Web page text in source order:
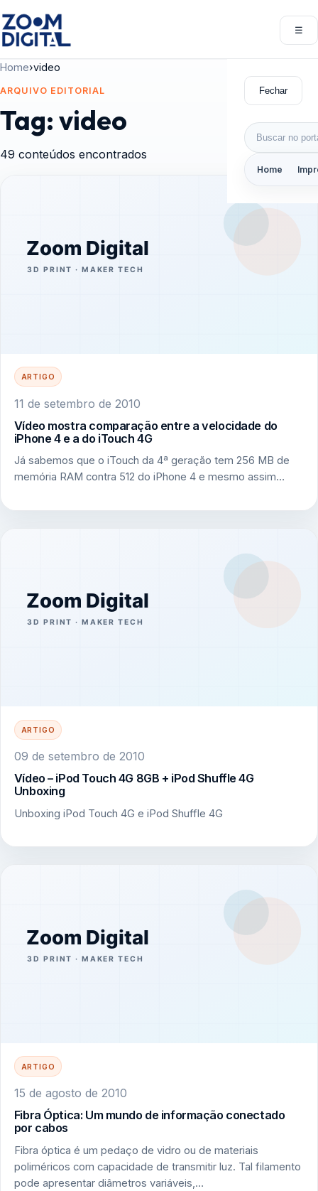
☰
Fechar
Buscar por:
Home
Home›video
ARQUIVO EDITORIAL
Tag:video
49 conteúdos encontrados
ARTIGO
11 de setembro de 2010
Vídeo mostra comparação entre a velocidade do
iPhone 4 e a do iTouch 4G
Já sabemos que o iTouch da 4ª geração tem 256 MB de
memória RAM contra 512 do iPhone 4 e mesmo assim…
ARTIGO
09 de setembro de 2010
Vídeo – iPod Touch 4G 8GB + iPod Shuffle 4G
Unboxing
Unboxing iPod Touch 4G e iPod Shuffle 4G
ARTIGO
15 de agosto de 2010
Fibra Óptica: Um mundo de informação conectado
por cabos
Fibra óptica é um pedaço de vidro ou de materiais
poliméricos com capacidade de transmitir luz. Tal filamento
pode apresentar diâmetros variáveis,…